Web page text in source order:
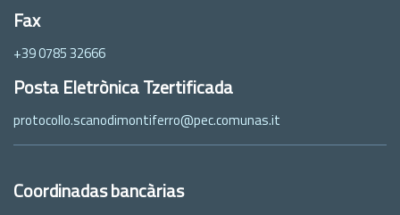
Fax
+39 0785 32666
Posta Eletrònica Tzertificada
protocollo.scanodimontiferro@pec.comunas.it
Coordinadas bancàrias